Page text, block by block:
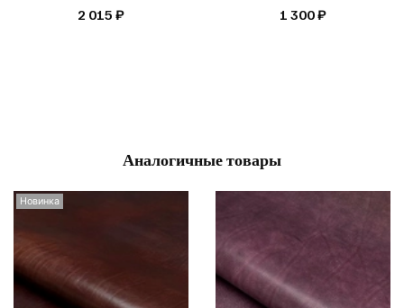
2 015 ₽ 1 300 ₽
Аналогичные товары
Новинка